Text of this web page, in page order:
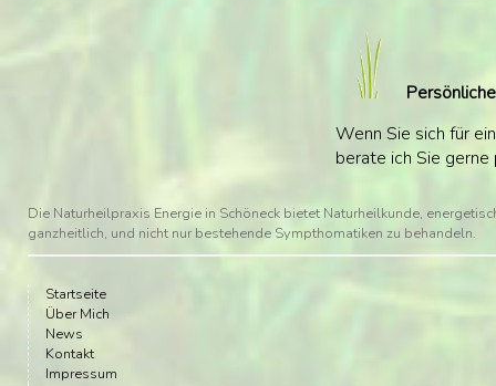
Wenn Sie sich für
berate ich Sie gerne
Die Naturheilpraxis Energie in Schöneck bietet Naturheilkunde,
ganzheitlich, und nicht nur bestehende Sympthomatiken zu behandeln.
Startseite
Über Mich
News
Kontakt
Impressum